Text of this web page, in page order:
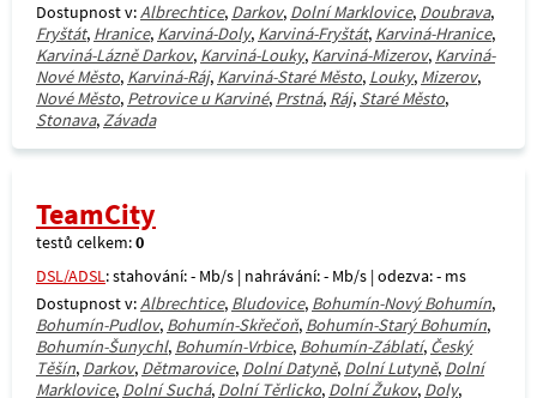
Dostupnost v:Albrechtice, Darkov, Dolní Marklovice, Doubrava,
Fryštát, Hranice, Karviná-Doly, Karviná-Fryštát, Karviná-Hranice,
Karviná-Lázně Darkov, Karviná-Louky, Karviná-Mizerov, Karviná-
Nové Město, Karviná-Ráj, Karviná-Staré Město, Louky, Mizerov,
Nové Město, Petrovice u Karviné, Prstná, Ráj, Staré Město,
Stonava,Závada
TeamCity
testů celkem:0
DSL/ADSL: stahování: - Mb/s | nahrávání: - Mb/s | odezva: - ms
Dostupnost v:Albrechtice, Bludovice, Bohumín-Nový Bohumín,
Bohumín-Pudlov, Bohumín-Skřečoň, Bohumín-Starý Bohumín,
Bohumín-Šunychl, Bohumín-Vrbice, Bohumín-Záblatí, Český
Těšín, Darkov, Dětmarovice, Dolní Datyně, Dolní Lutyně, Dolní
Marklovice, Dolní Suchá, Dolní Těrlicko, Dolní Žukov, Doly,